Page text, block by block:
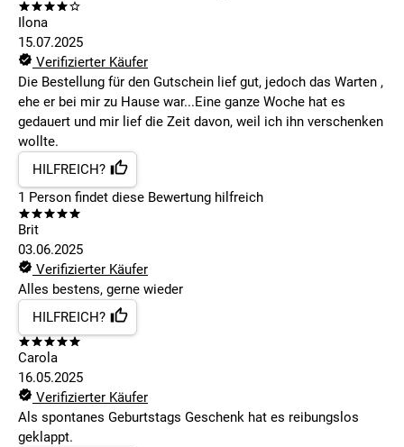
Ilona
15.07.2025
Verifizierter Käufer
Die Bestellung für den Gutschein lief gut, jedoch das Warten ,
ehe er bei mir zu Hause war...Eine ganze Woche hat es
gedauert und mir lief die Zeit davon, weil ich ihn verschenken
wollte.
HILFREICH?
1 Person findet diese Bewertung hilfreich
Brit
03.06.2025
Verifizierter Käufer
Alles bestens, gerne wieder
HILFREICH?
Carola
16.05.2025
Verifizierter Käufer
Als spontanes Geburtstags Geschenk hat es reibungslos
geklappt.